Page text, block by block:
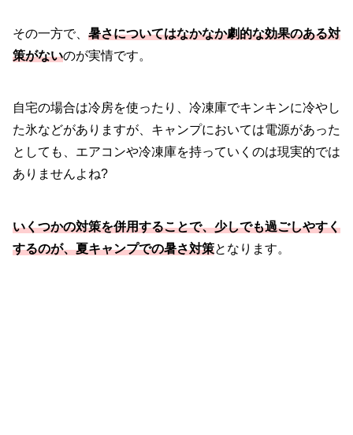
その一方で、 暑さについてはなかなか劇的な効果のある対
策がないのが実情です。
自宅の場合は冷房を使ったり、冷凍庫でキンキンに冷やし
た氷などがありますが、キャンプにおいては電源があった
としても、エアコンや冷凍庫を持っていくのは現実的では
ありませんよね?
いくつかの対策を併用することで、少しでも過ごしやすく
するのが、夏キャンプでの暑さ対策となります。